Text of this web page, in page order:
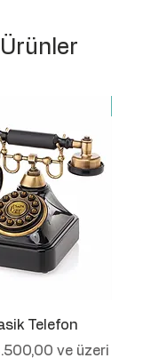
Telefon
ve üzeri